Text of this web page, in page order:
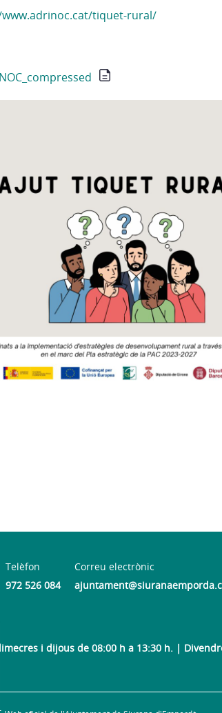
tiquet-rural/
Telèfon
972 526 084
Correu electrònic
i dijous de 08:00 h a 13:30 h. |